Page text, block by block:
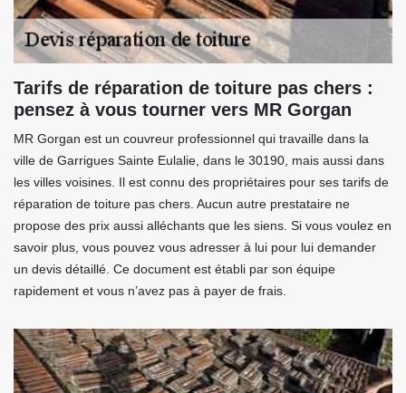
Tarifs de réparation de toiture pas chers :
pensez à vous tourner vers MR Gorgan
MR Gorgan est un couvreur professionnel qui travaille dans la
ville de Garrigues Sainte Eulalie, dans le 30190, mais aussi dans
les villes voisines. Il est connu des propriétaires pour ses tarifs de
réparation de toiture pas chers. Aucun autre prestataire ne
propose des prix aussi alléchants que les siens. Si vous voulez en
savoir plus, vous pouvez vous adresser à lui pour lui demander
un devis détaillé. Ce document est établi par son équipe
rapidement et vous n’avez pas à payer de frais.